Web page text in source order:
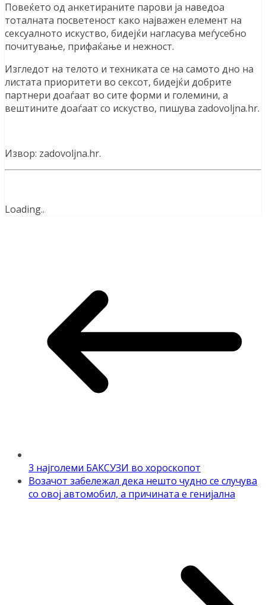
Повеќето од анкетираните парови ја наведоа
тоталната посветеност како најважен елемент на
сексуалното искуство, бидејќи нагласува меѓусебно
почитување, прифаќање и нежност.
Изгледот на телото и техниката се на самото дно на
листата приоритети во сексот, бидејќи добрите
партнери доаѓаат во сите форми и големини, а
вештините доаѓаат со искуство, пишува zadovoljna.hr.
Извор: zadovoljna.hr.
Loading...
3 најголеми БАКСУЗИ во хороскопот
Возачот забележал дека нешто чудно се случува
со овој автомобил, a причината e генијална